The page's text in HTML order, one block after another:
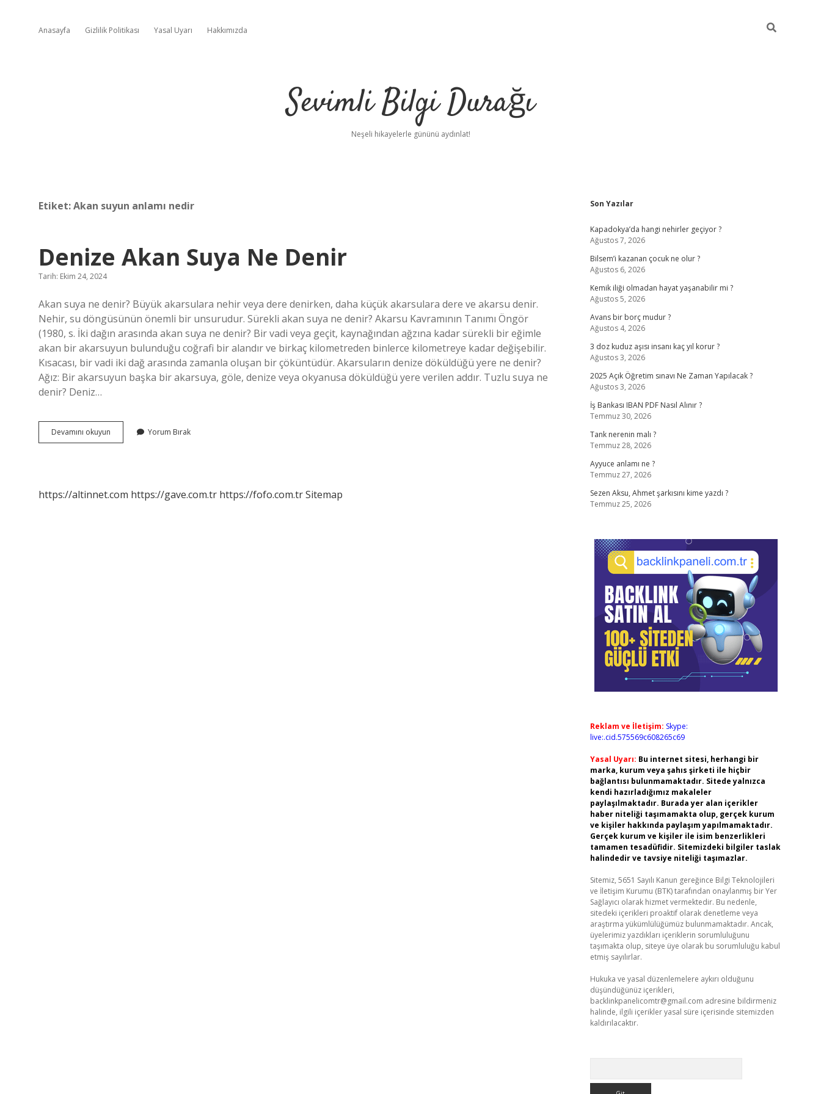
Anasayfa Gizlilik Politikası Yasal Uyarı Hakkımızda
Sevimli Bilgi Durağı
Neşeli hikayelerle gününü aydınlat!
Etiket:Akan suyun anlamı nedir
Denize Akan Suya Ne Denir
Tarih: Ekim 24, 2024
Akan suya ne denir? Büyük akarsulara nehir veya dere denirken, daha küçük akarsulara dere ve akarsu denir.
Nehir, su döngüsünün önemli bir unsurudur. Sürekli akan suya ne denir? Akarsu Kavramının Tanımı Öngör
(1980, s. İki dağın arasında akan suya ne denir? Bir vadi veya geçit, kaynağından ağzına kadar sürekli bir eğimle
akan bir akarsuyun bulunduğu coğrafi bir alandır ve birkaç kilometreden binlerce kilometreye kadar değişebilir.
Kısacası, bir vadi iki dağ arasında zamanla oluşan bir çöküntüdür. Akarsuların denize döküldüğü yere ne denir?
Ağız: Bir akarsuyun başka bir akarsuya, göle, denize veya okyanusa döküldüğü yere verilen addır. Tuzlu suya ne
denir? Deniz…
Devamını okuyun
Akan
Yorum Bırak
https://altinnet.com https://gave.com.tr https://fofo.com.trSitemap
Sidebar
Son Yazılar
Kapadokya’da hangi nehirler geçiyor ?
Ağustos 7, 2026
Bilsem’i kazanan çocuk ne olur ?
Ağustos 6, 2026
Kemik iliği olmadan hayat yaşanabilir mi ?
Ağustos 5, 2026
Avans bir borç mudur ?
Ağustos 4, 2026
3 doz kuduz aşısı insanı kaç yıl korur ?
Ağustos 3, 2026
2025 Açık Öğretim sınavı Ne Zaman Yapılacak ?
Ağustos 3, 2026
İş Bankası IBAN PDF Nasıl Alınır ?
Temmuz 30, 2026
Tank nerenin malı ?
Temmuz 28, 2026
Ayyuce anlamı ne ?
Temmuz 27, 2026
Sezen Aksu, Ahmet şarkısını kime yazdı ?
Temmuz 25, 2026
Reklam ve İletişim: Skype:
live:.cid.575569c608265c69
Yasal Uyarı: Bu internet sitesi, herhangi bir
marka, kurum veya şahıs şirketi ile hiçbir
bağlantısı bulunmamaktadır. Sitede yalnızca
kendi hazırladığımız makaleler
paylaşılmaktadır. Burada yer alan içerikler
haber niteliği taşımamakta olup, gerçek kurum
ve kişiler hakkında paylaşım yapılmamaktadır.
Gerçek kurum ve kişiler ile isim benzerlikleri
tamamen tesadüfidir. Sitemizdeki bilgiler taslak
halindedir ve tavsiye niteliği taşımazlar.
Sitemiz, 5651 Sayılı Kanun gereğince Bilgi Teknolojileri
ve İletişim Kurumu (BTK) tarafından onaylanmış bir Yer
Sağlayıcı olarak hizmet vermektedir. Bu nedenle,
sitedeki içerikleri proaktif olarak denetleme veya
araştırma yükümlülüğümüz bulunmamaktadır. Ancak,
üyelerimiz yazdıkları içeriklerin sorumluluğunu
taşımakta olup, siteye üye olarak bu sorumluluğu kabul
etmiş sayılırlar.
Hukuka ve yasal düzenlemelere aykırı olduğunu
düşündüğünüz içerikleri,
backlinkpanelicomtr@gmail.com adresine bildirmeniz
halinde, ilgili içerikler yasal süre içerisinde sitemizden
kaldırılacaktır.